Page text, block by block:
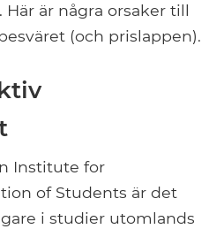
är några orsaker till
(och prislappen).
Institute for
of Students är det
i studier utomlands